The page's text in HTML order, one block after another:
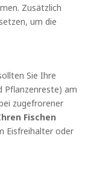
Zusätzlich
um die
Sie Ihre
Pflanzenreste) am
zugefrorener
Fischen
Eisfreihalter oder